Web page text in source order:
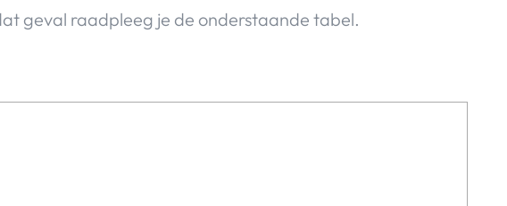
geval raadpleeg je de onderstaande tabel.